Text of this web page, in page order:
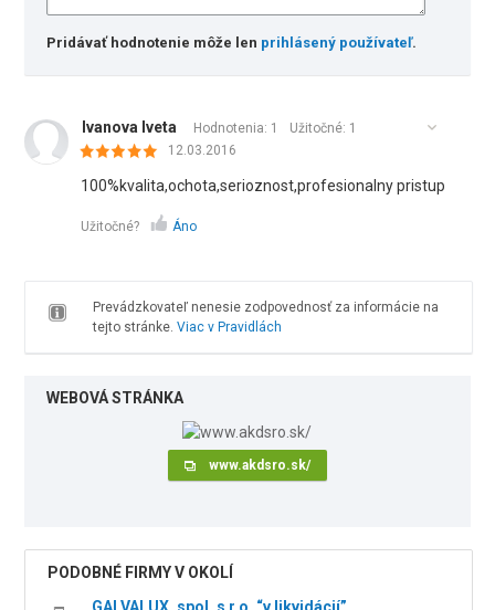
Pridávať hodnotenie môže len prihlásený používateľ.
Ivanova Iveta Hodnotenia: 1 Užitočné: 1
12.03.2016
100%kvalita,ochota,serioznost,profesionalny pristup
Užitočné? Áno
Prevádzkovateľ nenesie zodpovednosť za informácie na
tejto stránke. Viac v Pravidlách
WEBOVÁ STRÁNKA
www.akdsro.sk/
PODOBNÉ FIRMY V OKOLÍ